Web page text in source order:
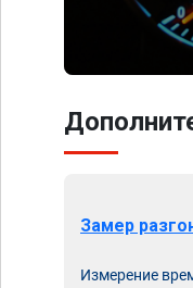
Замер
Измерение